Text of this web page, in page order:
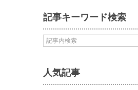
記事キーワード検索
人気記事